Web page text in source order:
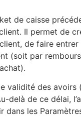
de caisse
Il permet de
de faire
(soit par
validité des avoirs
delà de ce délai,
dans les